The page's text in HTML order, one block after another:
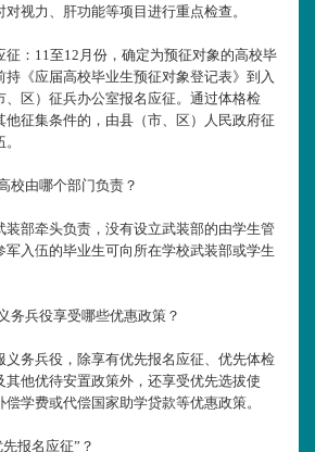
视力、肝功能等项目进行重点检查。
：11至12月份，确定为预征对象的高校毕
持《应届高校毕业生预征对象登记表》到入
、区）征兵办公室报名应征。通过体格检
他征集条件的，由县（市、区）人民政府征
校由哪个部门负责？
装部牵头负责，没有设立武装部的由学生管
军入伍的毕业生可向所在学校武装部或学生
务兵役享受哪些优惠政策？
义务兵役，除享有优先报名应征、优先体检
其他优待安置政策外，还享受优先选拔使
学费或代偿国家助学贷款等优惠政策。
报名应征”？